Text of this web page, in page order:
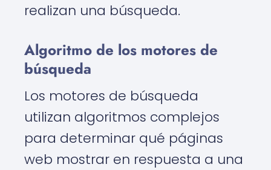
realizan una búsqueda.
Algoritmo de los motores de
búsqueda
Los motores de búsqueda
utilizan algoritmos complejos
para determinar qué páginas
web mostrar en respuesta a una